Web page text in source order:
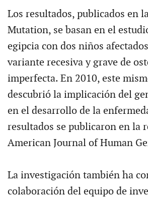
Los resultados, publicados en
Mutation, se basan en el
egipcia con dos niños
variante recesiva y grave de
imperfecta. En 2010, este
descubrió la implicación del
en el desarrollo de la
resultados se publicaron en la
American Journal of Human
La investigación también ha
colaboración del equipo de